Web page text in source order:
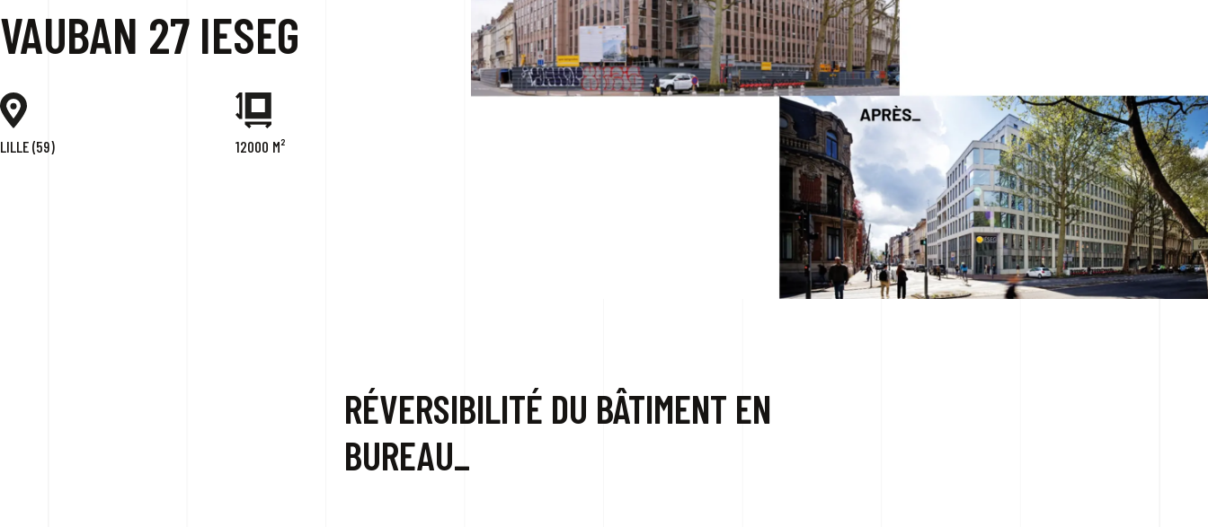
VAUBAN 27 IESEG
LILLE (59) 12000 M²
RÉVERSIBILITÉ DU BÂTIMENT EN
BUREAU_